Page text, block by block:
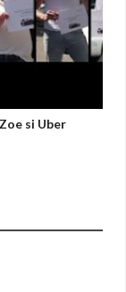
si Uber